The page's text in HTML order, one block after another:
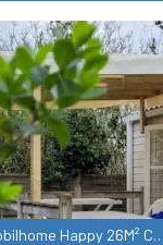
Mobilhome Happy 26M² Confort+ - 2 Bedrooms + Covered Terrace + Tv